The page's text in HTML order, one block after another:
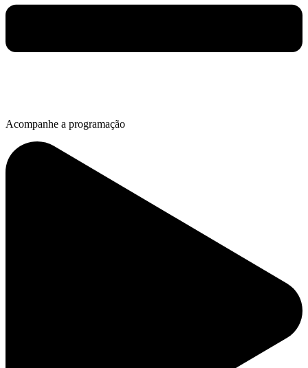
Acompanhe a programação